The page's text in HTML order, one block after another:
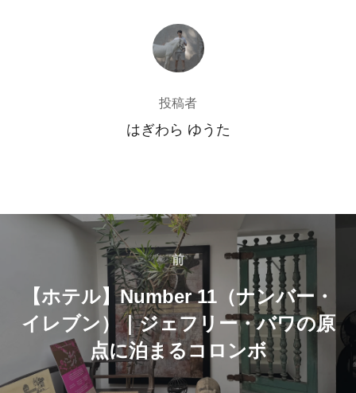
投稿者
投稿者
はぎわら ゆうた
ゲ
前
前
【ホテル】Number 11（ナンバー・
イレブン）｜ジェフリー・バワの原
点に泊まるコロンボ